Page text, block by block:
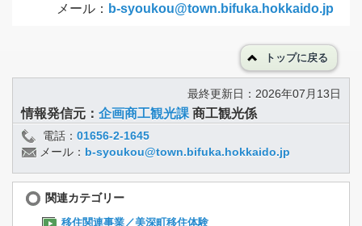
メール： b-syoukou@town.bifuka.hokkaido.jp
トップに戻る
最終更新日：2026年07月13日
情報発信元： 企画商工観光課 商工観光係
電話： 01656-2-1645
メール： b-syoukou@town.bifuka.hokkaido.jp
関連カテゴリー
移住関連事業／美深町移住体験